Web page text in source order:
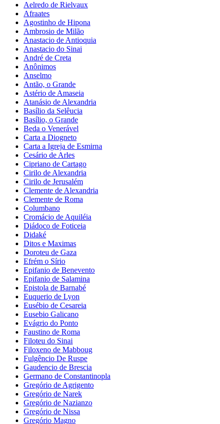
Aelredo de Rielvaux
Afraates
Agostinho de Hipona
Ambrosio de Milão
Anastacio de Antioquia
Anastacio do Sinai
André de Creta
Anônimos
Anselmo
Antão, o Grande
Astério de Amaseia
Atanásio de Alexandria
Basílio da Selêucia
Basílio, o Grande
Beda o Venerável
Carta a Diogneto
Carta a Igreja de Esmirna
Cesário de Arles
Cipriano de Cartago
Cirilo de Alexandria
Cirilo de Jerusalém
Clemente de Alexandria
Clemente de Roma
Columbano
Cromácio de Aquiléia
Diádoco de Foticeia
Didaké
Ditos e Maximas
Doroteu de Gaza
Efrém o Sírio
Epifanio de Benevento
Epifanio de Salamina
Epistola de Barnabé
Euquerio de Lyon
Eusébio de Cesareia
Eusebio Galicano
Evágrio do Ponto
Faustino de Roma
Filoteu do Sinai
Filoxeno de Mabboug
Fulgêncio De Ruspe
Gaudencio de Brescia
Germano de Constantinopla
Gregório de Agrigento
Gregório de Narek
Gregório de Nazianzo
Gregório de Nissa
Gregório Magno